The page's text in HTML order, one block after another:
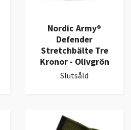
Nordic Army®
Defender
Stretchbälte Tre
Kronor - Olivgrön
Slutsåld